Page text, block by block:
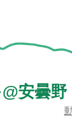
安曇